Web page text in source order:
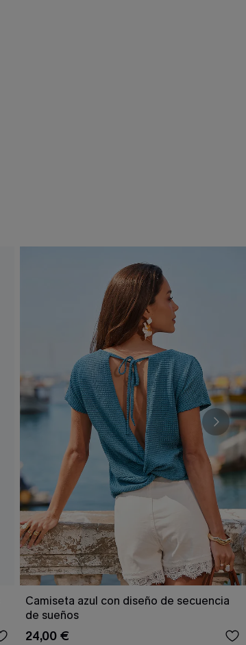
Camiseta azul con diseño de secuencia
de sueños
24,00 €